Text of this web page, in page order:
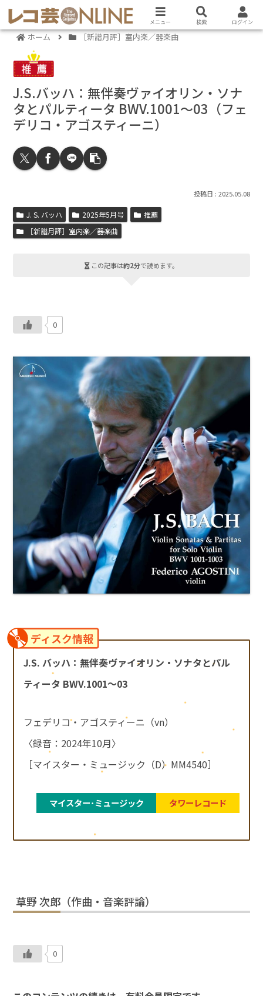
ホーム ［新譜月評］室内楽／器楽曲
J.S.バッハ：無伴奏ヴァイオリン・ソナ
タとパルティータ BWV.1001～03（フェ
デリコ・アゴスティーニ）
2025.05.08
J. S. バッハ 2025年5月号
推薦
［新譜月評］室内楽／器楽曲
この記事は約2分で読めます。
0
ディスク情報
J.S. バッハ：無伴奏ヴァイオリン・ソナタとパル
ティータ BWV.1001～03
フェデリコ・アゴスティーニ（vn）
〈録音：2024年10月〉
［マイスター・ミュージック（D）MM4540］
マイスター･ミュージック タワーレコード
草野 次郎（作曲・音楽評論）
0
メニュー 検索 ログイン